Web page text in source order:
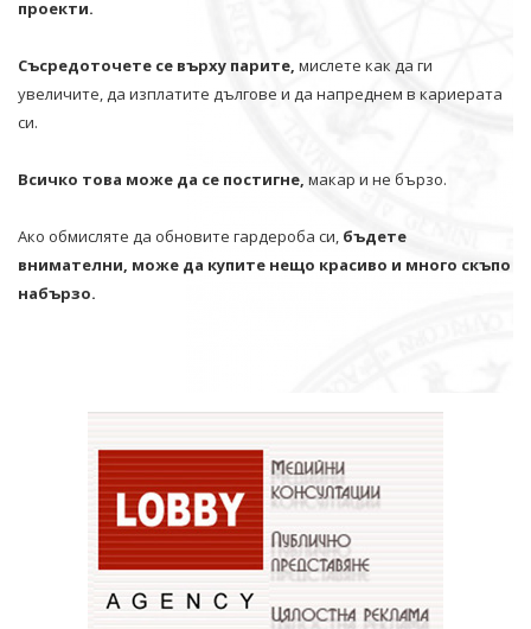
проекти.
Съсредоточете се върху парите, мислете как да ги
увеличите, да изплатите дългове и да напреднем в кариерата
си.
Всичко това може да се постигне, макар и не бързо.
Ако обмисляте да обновите гардероба си, бъдете
внимателни, може да купите нещо красиво и много скъпо
набързо.